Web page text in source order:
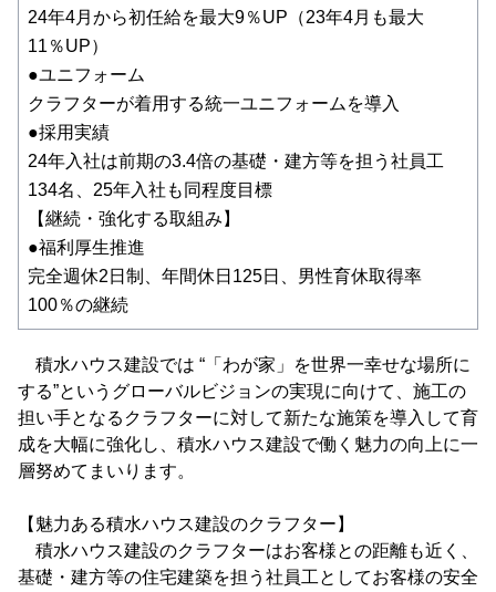
24年4月から初任給を最大9％UP（23年4月も最大
11％UP）
●ユニフォーム
クラフターが着用する統一ユニフォームを導入
●採用実績
24年入社は前期の3.4倍の基礎・建方等を担う社員工
134名、25年入社も同程度目標
【継続・強化する取組み】
●福利厚生推進
完全週休2日制、年間休日125日、男性育休取得率
100％の継続
積水ハウス建設では “「わが家」を世界一幸せな場所に
する”というグローバルビジョンの実現に向けて、施工の
担い手となるクラフターに対して新たな施策を導入して育
成を大幅に強化し、積水ハウス建設で働く魅力の向上に一
層努めてまいります。
【魅力ある積水ハウス建設のクラフター】
積水ハウス建設のクラフターはお客様との距離も近く、
基礎・建方等の住宅建築を担う社員工としてお客様の安全